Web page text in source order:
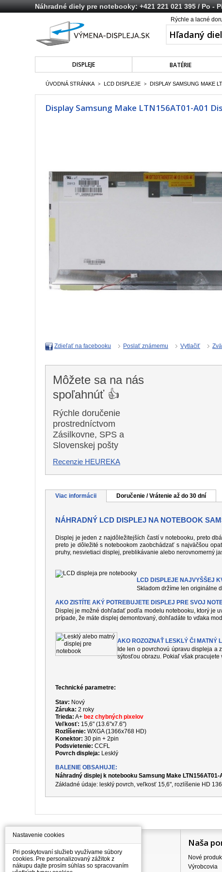
Náhradné diely pre notebooky:+421 221 021 395/ Po -
Rýchle a lacné
DISPLEJE BATÉRIE
ÚVODNÁ STRÁNKA > LCD DISPLEJE > DISPLAY SAMSUNG MAKE
Display Samsung Make LTN156AT01-A01
Zdieľať na facebooku Poslať známemu Vytlačiť
Môžete sa na nás
spoľahnúť 👍
Rýchle doručenie
prostredníctvom
Zásilkovne, SPS a
Slovenskej pošty
Recenzie HEUREKA
Viac informácii Doručenie / Vrátenie až do 30 dní
NÁHRADNÝ LCD DISPLEJ NA NOTEBOOK
Displej je jeden z najdôležitejších častí v notebooku, preto
preto je dôležité s notebookom zaobchádzať s najväčšou
pruhy, nesvietiaci displej, preblikávanie alebo nerovnomerný
LCD DISPLEJE NAJVYŠŠEJ
Skladom držíme len originálne
AKO ZISTÍTE AKÝ POTREBUJETE DISPLEJ PRE SVOJ
Displej je možné dohľadať podľa modelu notebooku, ktorý je
prípade, že máte displej demontovaný, dohľadáte to vďaka
AKO ROZOZNAŤ LESKLÝ ČI MATNÝ
Ide len o povrchovú úpravu displeja a
sýtosťou obrazu. Pokiaľ však pracujete
Technické parametre:
Stav: Nový
Záruka: 2 roky
Trieda: A+ bez chybných pixelov
Veľkosť: 15,6" (13.6"x7.6")
Rozlíšenie: WXGA (1366x768 HD)
Konektor: 30 pin + 2pin
Podsvietenie: CCFL
Povrch displeja: Lesklý
BALENIE OBSAHUJE:
Náhradný displej k notebooku Samsung Make LTN156AT01-
Základné údaje: lesklý povrch, veľkosť 15,6", rozlíšenie HD
Information
Všetko o nákupe
Ceny dopravného
Naša
Nové
Výrobcovia
Nastavenie cookies
Pri poskytovaní služieb využívame súbory
cookies. Pre personalizovaný zážitok z
nákupu dajte prosím súhlas so spracovaním